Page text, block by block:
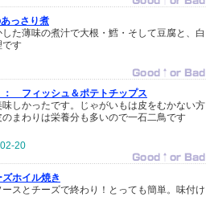
っさり煮
た薄味の煮汁で大根・鱈・そして豆腐と、白
です
フィッシュ＆ポテトチップス
しかったです。じゃがいもは皮をむかない方
まわりは栄養分も多いので一石二鳥です
20
ホイル焼き
スとチーズで終わり！とっても簡単。味付け